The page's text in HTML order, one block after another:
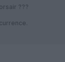
???